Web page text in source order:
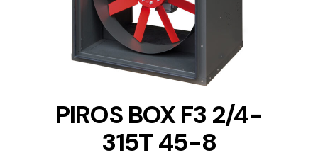
DETAILS
PIROS BOX F3 2/4-
315T 45-8